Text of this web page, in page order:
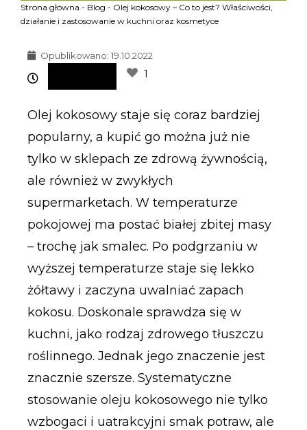
Strona główna - Blog - Olej kokosowy – Co to jest? Właściwości,
działanie i zastosowanie w kuchni oraz kosmetyce
Opublikowano: 19.10.2022
1
Olej kokosowy staje się coraz bardziej
popularny, a kupić go można już nie
tylko w sklepach ze zdrową żywnością,
ale również w zwykłych
supermarketach. W temperaturze
pokojowej ma postać białej zbitej masy
– trochę jak smalec. Po podgrzaniu w
wyższej temperaturze staje się lekko
żółtawy i zaczyna uwalniać zapach
kokosu. Doskonale sprawdza się w
kuchni, jako rodzaj zdrowego tłuszczu
roślinnego. Jednak jego znaczenie jest
znacznie szersze. Systematyczne
stosowanie oleju kokosowego nie tylko
wzbogaci i uatrakcyjni smak potraw, ale